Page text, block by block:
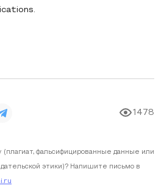
1478
фальсифицированные данные или
этики)? Напишите письмо в